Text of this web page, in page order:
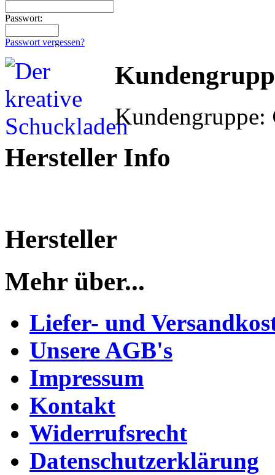
Passwort:
Passwort vergessen?
Kundengruppe:
Hersteller Info
Hersteller
Mehr über...
Liefer- und
Unsere AGB's
Impressum
Kontakt
Widerrufsrecht
Datenschutzerklärung